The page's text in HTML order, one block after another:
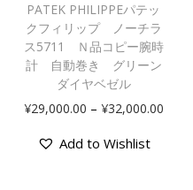
PATEK PHILIPPEパテッ
クフィリップ ノーチラ
ス5711 Ｎ品コピー腕時
計 自動巻き グリーン
ダイヤベゼル
¥29,000.00 – ¥32,000.00
Add to Wishlist